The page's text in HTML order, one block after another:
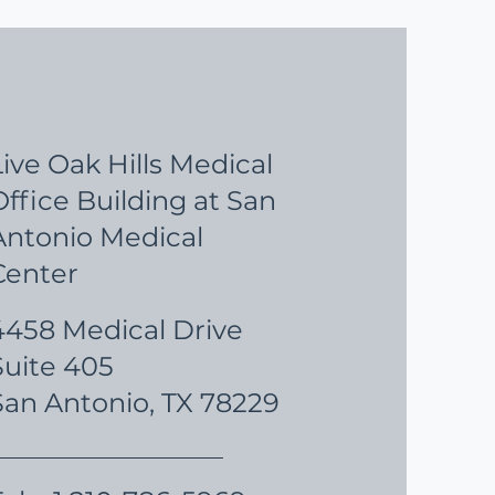
Oak Hills Medical
Building at San
Medical
Medical Drive
405
Antonio, TX 78229